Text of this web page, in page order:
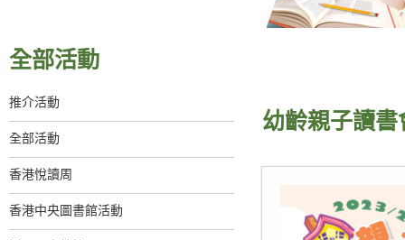
全部活動
推介活動
全部活動
香港悅讀周
香港中央圖書館活動
幼齡親子讀書